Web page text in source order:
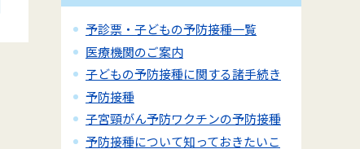
予診票・子どもの予防接種一覧
医療機関のご案内
子どもの予防接種に関する諸手続き
予防接種
子宮頸がん予防ワクチンの予防接種
予防接種について知っておきたいこ